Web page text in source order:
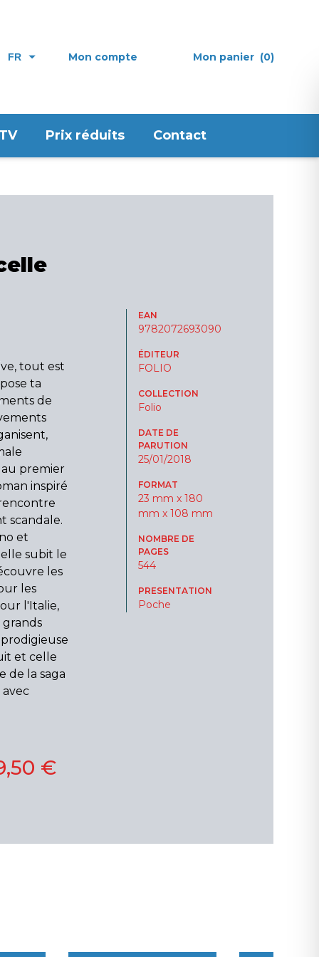
FR Mon compte Mon panier (0)
Prix réduits Contact
tout est
ta
de
premier
inspiré
scandale.
et
subit le
les
les
l'Italie,
et celle
de la saga
EAN
9782072693090
ÉDITEUR
FOLIO
COLLECTION
Folio
DATE DE
PARUTION
25/01/2018
FORMAT
23 mm x 180
mm x 108 mm
NOMBRE DE
PAGES
544
PRESENTATION
Poche
€